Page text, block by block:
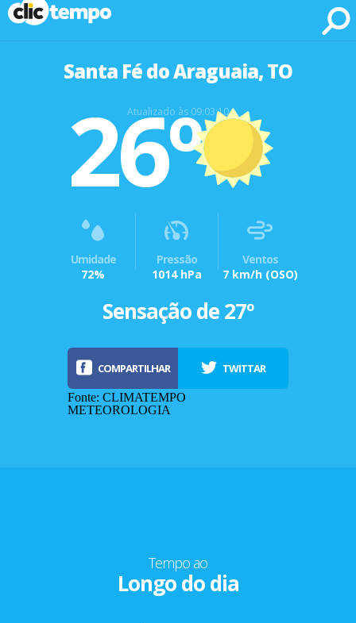
Santa Fé do Araguaia, TO
Fonte: CLIMATEMPO METEOROLOGIA
Atualizado às 09:03:10
26º
Umidade
72%
Pressão
1014 hPa
Ventos
7 km/h (OSO)
Sensação de 27º
COMPARTILHAR TWITTAR
Fonte: CLIMATEMPO
METEOROLOGIA
Tempo ao
Longo do dia